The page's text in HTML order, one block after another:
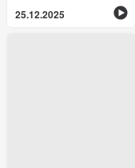
25.12.2025